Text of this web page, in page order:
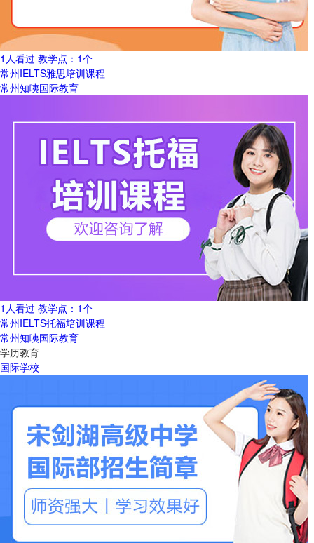
1人看过 教学点： 1个
常州IELTS雅思培训课程
常州知咦国际教育
1人看过 教学点： 1个
常州IELTS托福培训课程
常州知咦国际教育
学历教育
国际学校